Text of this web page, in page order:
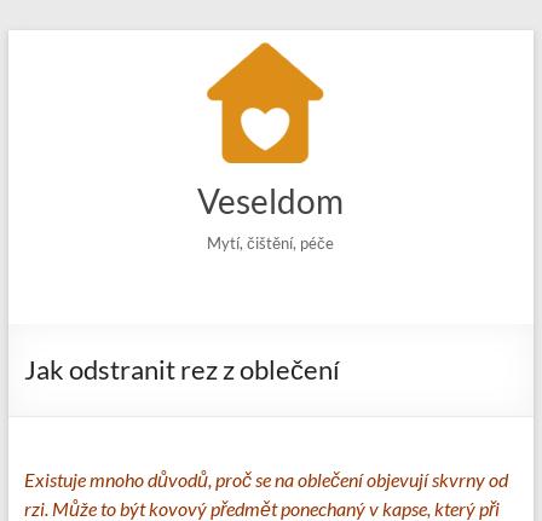
Veseldom
Mytí, čištění, péče
Jak odstranit rez z oblečení
Existuje mnoho důvodů, proč se na oblečení objevují skvrny od
rzi. Může to být kovový předmět ponechaný v kapse, který při